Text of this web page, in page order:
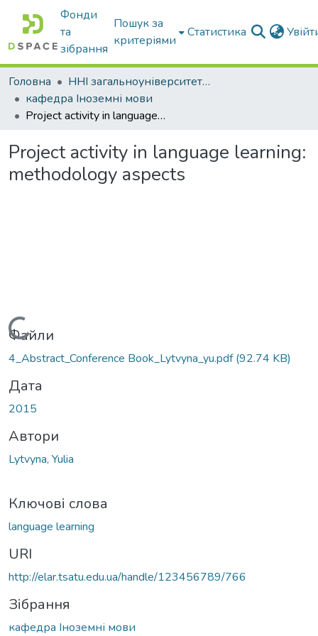
Фонди
та
зібрання
Пошук за
критеріями
Статистика
Головна
ННІ загальноуніверситетської підготовки
кафедра Іноземні мови
Project activity in language learning: methodology aspects
Project activity in language learning:
methodology aspects
Вантажиться...
Файли
4_Abstract_Conference Book_Lytvyna_yu.pdf(92.74 KB)
Дата
2015
Автори
Lytvyna, Yulia
Ключові слова
language learning
URI
http://elar.tsatu.edu.ua/handle/123456789/766
Зібрання
кафедра Іноземні мови